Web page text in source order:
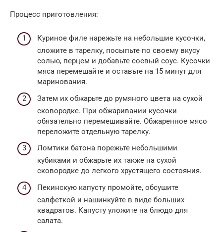
Процесс приготовления:
Куриное филе нарежьте на небольшие кусочки,
сложите в тарелку, посыпьте по своему вкусу
солью, перцем и добавьте соевый соус. Кусочки
мяса перемешайте и оставьте на 15 минут для
маринования.
Затем их обжарьте до румяного цвета на сухой
сковородке. При обжаривании кусочки
обязательно перемешивайте. Обжаренное мясо
переложите отдельную тарелку.
Ломтики батона порежьте небольшими
кубиками и обжарьте их также на сухой
сковородке до легкого хрустящего состояния.
Пекинскую капусту промойте, обсушите
салфеткой и нашинкуйте в виде больших
квадратов. Капусту уложите на блюдо для
салата.